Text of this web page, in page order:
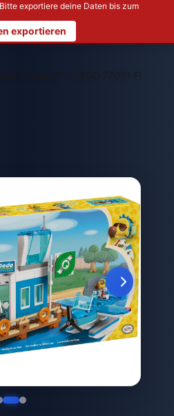
exportiere deine Daten bis zum
exportieren
LEGO 77051 Flieg